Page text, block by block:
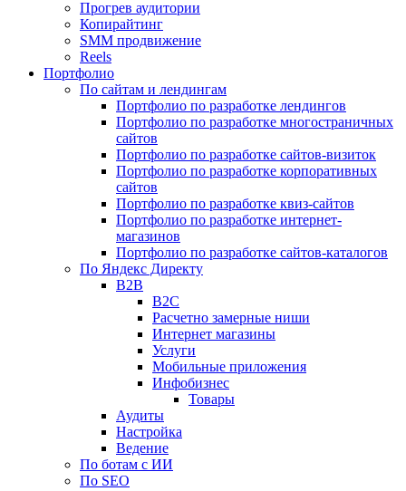
Прогрев аудитории
Копирайтинг
SMM продвижение
Reels
Портфолио
По сайтам и лендингам
Портфолио по разработке лендингов
Портфолио по разработке многостраничных
сайтов
Портфолио по разработке сайтов-визиток
Портфолио по разработке корпоративных
сайтов
Портфолио по разработке квиз-сайтов
Портфолио по разработке интернет-
магазинов
Портфолио по разработке сайтов-каталогов
По Яндекс Директу
B2B
B2C
Расчетно замерные ниши
Интернет магазины
Услуги
Мобильные приложения
Инфобизнес
Товары
Аудиты
Настройка
Ведение
По ботам с ИИ
По SEO